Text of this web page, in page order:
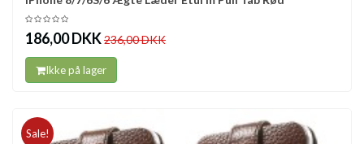
186,00 DKK236,00 DKK
Ikke på lager
Sale!